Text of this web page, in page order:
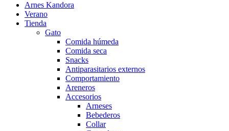
Arnes Kandora
Verano
Tienda
Gato
Comida húmeda
Comida seca
Snacks
Antiparasitarios externos
Comportamiento
Areneros
Accesorios
Arneses
Bebederos
Collar